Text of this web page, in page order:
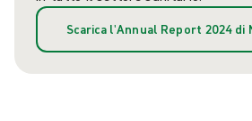
Scarica l'Annual Report 2024 di